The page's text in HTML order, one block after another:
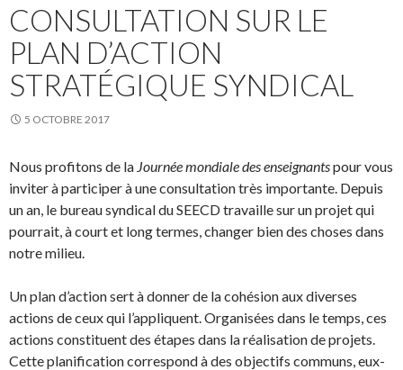
CONSULTATION SUR LE
PLAN D’ACTION
STRATÉGIQUE SYNDICAL
5 OCTOBRE 2017
Nous profitons de la Journée mondiale des enseignantspour vous
inviter à participer à une consultation très importante. Depuis
un an, le bureau syndical du SEECD travaille sur un projet qui
pourrait, à court et long termes, changer bien des choses dans
notre milieu.
Un plan d’action sert à donner de la cohésion aux diverses
actions de ceux qui l’appliquent. Organisées dans le temps, ces
actions constituent des étapes dans la réalisation de projets.
Cette planification correspond à des objectifs communs, eux-